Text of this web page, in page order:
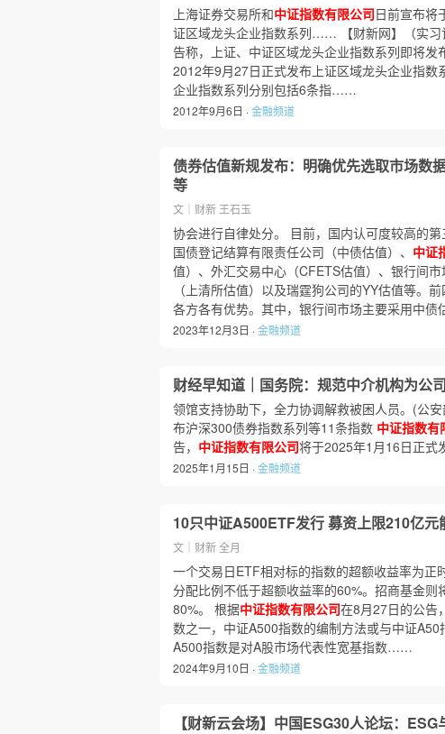
上海证券交易所和中证指数有限公司日前宣布将
证区域龙头企业指数系列…… 【财新网】（实习
告称，上证、中证区域龙头企业指数系列即将发
2012年9月27日正式发布上证区域龙头企业指
企业指数系列分别包括6条指……
2012年9月6日 ·金融频道
债券估值新规发布：明确优先选取市场数
等
文｜财新 王石玉
协会进行自律处分。 目前，国内认可度较高的
国债登记结算有限责任公司（中债估值）、 中证
值）、外汇交易中心（CFETS估值）、银行间
（上清所估值）以及瑞霆狗公司的YY估值等。
各方各有优势。其中，银行间市场主要采用中
2023年12月3日 ·金融频道
财经早知道｜国务院：规范中介机构为公
领馆支持协助下，全力协调解救被困人员。(公
布沪深300债券指数系列等11条指数 中证指数有
告， 中证指数有限公司将于2025年1月16日正
2025年1月15日 ·金融频道
10只中证A500ETF发行 募资上限210亿元
文｜财新 全月
一个交易日ETF相对标的指数的超额收益率为正
分配比例不低于超额收益率的60%。招商基金则
80%。 根据中证指数有限公司在8月27日的公告
数之一，中证A500指数的编制方法或与中证
A500指数是对A股市场代表性宽基指数……
2024年9月10日 ·金融频道
【财新云会场】中国ESG30人论坛：ESG